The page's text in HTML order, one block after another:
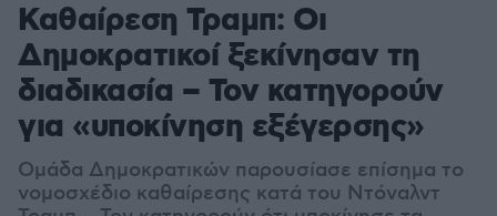
Καθαίρεση Τραμπ: Οι
Δημοκρατικοί ξεκίνησαν τη
διαδικασία – Τον κατηγορούν
για «υποκίνηση εξέγερσης»
Ομάδα Δημοκρατικών παρουσίασε επίσημα το
νομοσχέδιο καθαίρεσης κατά του Ντόναλντ